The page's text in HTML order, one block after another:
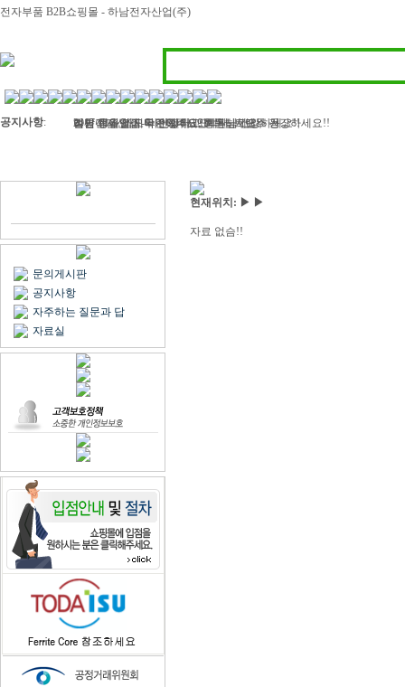
전자부품 B2B쇼핑몰 - 하남전자산업(주)
공지사항: 하남전자산업 - 라인필터, 인덕터, 트랜스 등..
2017 정유년 모두 건강하고 행복하세요
여름 휴가철이 다가왔네요? 회원님! 모두 건강하세요!!
벌써 11월 마지막주이네요..회원님 건강하세요!!
김민아님 입금 확인해주세요
문의게시판
공지사항
자주하는 질문과 답
자료실
현재위치: ▶ ▶
자료 없슴!!